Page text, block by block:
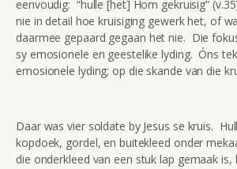
eenvoudig: “hulle [het] Hom gekruisig”
nie in detail hoe kruisiging gewerk het, of
daarmee gepaard gegaan het nie. Die
sy emosionele en geestelike lyding. Óns
emosionele lyding; op die skande van die
Daar was vier soldate by Jesus se kruis.
kopdoek, gordel, en buitekleed onder
die onderkleed van een stuk lap gemaak